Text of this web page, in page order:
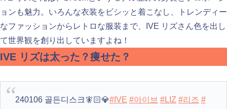
ョンも魅力。いろんな衣装をビシッと着こなし、トレンディー
なファッションからレトロな服装まで、IVE リズさん色を出し
て世界観を創り出していますよね！
IVE リズは太った？痩せた？
240106 골든디스크🧚🏻💎#IVE #아이브 #LIZ #리즈 #